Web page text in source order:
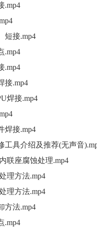
.mp4
短接.mp4
.mp4
.mp4
接.mp4
焊接.mp4
焊接.mp4
工具介绍及推荐(无声音
联座腐蚀处理.mp4
理方法.mp4
理方法.mp4
方法.mp4
.mp4